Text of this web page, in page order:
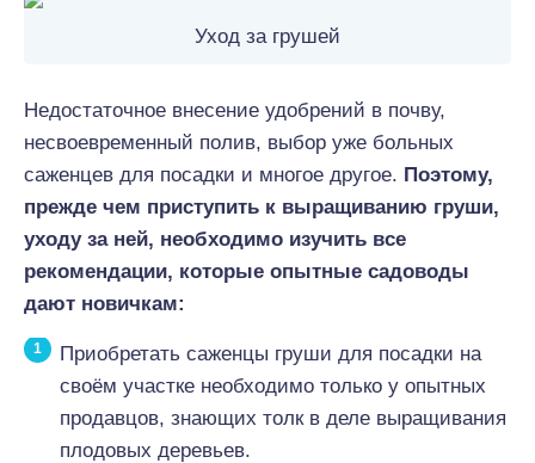
Уход за грушей
Недостаточное внесение удобрений в почву,
несвоевременный полив, выбор уже больных
саженцев для посадки и многое другое. Поэтому,
прежде чем приступить к выращиванию груши,
уходу за ней, необходимо изучить все
рекомендации, которые опытные садоводы
дают новичкам:
Приобретать саженцы груши для посадки на
своём участке необходимо только у опытных
продавцов, знающих толк в деле выращивания
плодовых деревьев.